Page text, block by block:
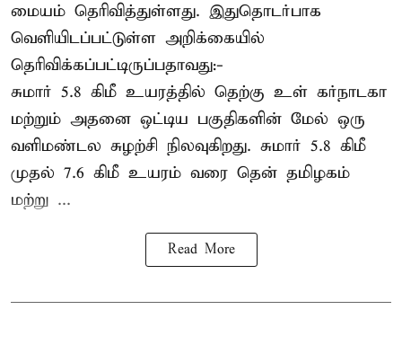
மையம் தெரிவித்துள்ளது. இதுதொடர்பாக
வெளியிடப்பட்டுள்ள அறிக்கையில்
தெரிவிக்கப்பட்டிருப்பதாவது:-
சுமார் 5.8 கிமீ உயரத்தில் தெற்கு உள் கர்நாடகா
மற்றும் அதனை ஒட்டிய பகுதிகளின் மேல் ஒரு
வளிமண்டல சுழற்சி நிலவுகிறது. சுமார் 5.8 கிமீ
முதல் 7.6 கிமீ உயரம் வரை தென் தமிழகம்
மற்று ...
Read More